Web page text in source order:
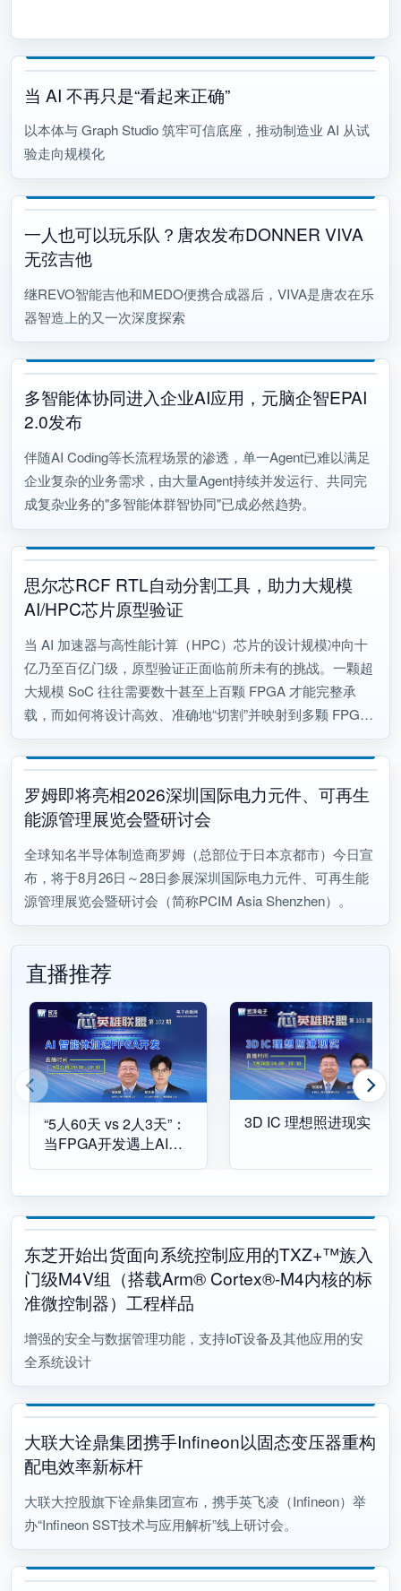
当 AI 不再只是“看起来正确”
以本体与 Graph Studio 筑牢可信底座，推动制造业 AI 从试
验走向规模化
一人也可以玩乐队？唐农发布DONNER VIVA
无弦吉他
继REVO智能吉他和MEDO便携合成器后，VIVA是唐农在乐
器智造上的又一次深度探索
多智能体协同进入企业AI应用，元脑企智EPAI
2.0发布
伴随AI Coding等长流程场景的渗透，单一Agent已难以满足
企业复杂的业务需求，由大量Agent持续并发运行、共同完
成复杂业务的"多智能体群智协同"已成必然趋势。
思尔芯RCF RTL自动分割工具，助力大规模
AI/HPC芯片原型验证
当 AI 加速器与高性能计算（HPC）芯片的设计规模冲向十
亿乃至百亿门级，原型验证正面临前所未有的挑战。一颗超
大规模 SoC 往往需要数十甚至上百颗 FPGA 才能完整承
载，而如何将设计高效、准确地“切割”并映射到多颗 FPGA
上，已成为决定整个验证成败的核心能力。
罗姆即将亮相2026深圳国际电力元件、可再生
能源管理展览会暨研讨会
全球知名半导体制造商罗姆（总部位于日本京都市）今日宣
布，将于8月26日～28日参展深圳国际电力元件、可再生能
源管理展览会暨研讨会（简称PCIM Asia Shenzhen）。
直播推荐
“5人60天 vs 2人3天”：
当FPGA开发遇上AI智
3D IC 理想照进现实
东芝开始出货面向系统控制应用的TXZ+™族入
门级M4V组（搭载Arm® Cortex®‑M4内核的标
准微控制器）工程样品
增强的安全与数据管理功能，支持IoT设备及其他应用的安
全系统设计
大联大诠鼎集团携手Infineon以固态变压器重构
配电效率新标杆
大联大控股旗下诠鼎集团宣布，携手英飞凌（Infineon）举
办“Infineon SST技术与应用解析”线上研讨会。